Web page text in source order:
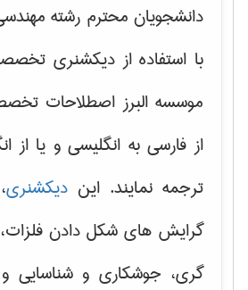
دانشجویان محترم رشته
با استفاده از دیکشنری
موسسه البرز اصطلاحات
از فارسی به انگلیسی و یا از
ترجمه نمایند. این دیکشنری
گرایش های شکل دادن
گری، جوشکاری و شناسایی و